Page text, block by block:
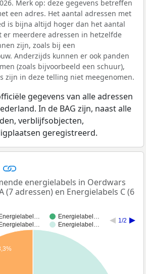
Merk op: deze gegevens betreffen
een adres. Het aantal adressen met
is bijna altijd hoger dan het aantal
er meerdere adressen in hetzelfde
zijn, zoals bij een
Anderzijds kunnen er ook panden
(zoals bijvoorbeeld een schuur),
zijn in deze telling niet meegenomen.
gegevens van alle adressen
In de BAG zijn, naast alle
verblijfsobjecten,
geregistreerd.
energielabels in Oerdwars
(7 adressen) en Energielabels C (6
Energielabel…
Energielabel…
1/2